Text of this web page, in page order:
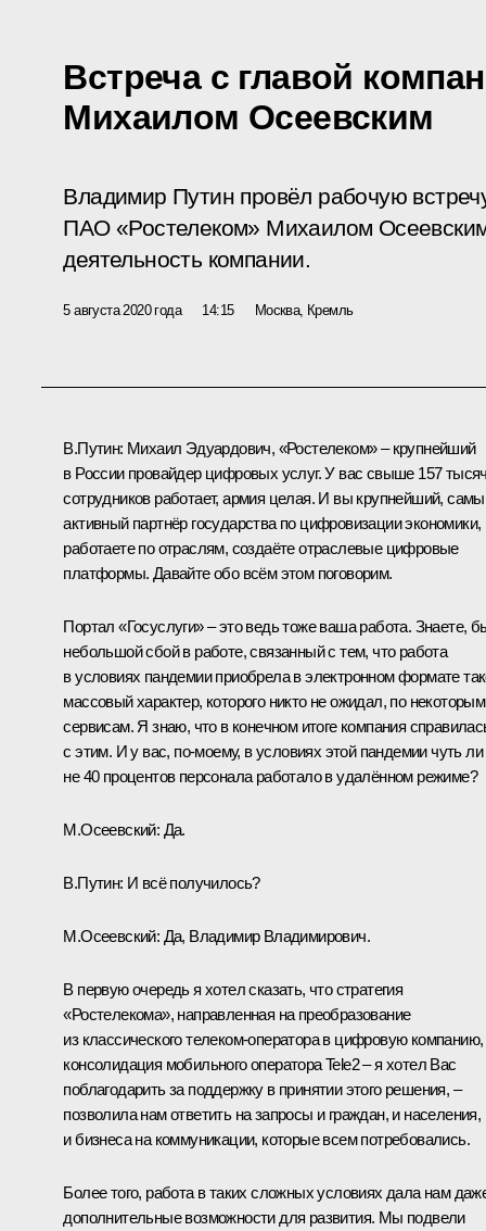
Встреча с главой
Михаилом Осеевским
Владимир Путин провёл рабочую
ПАО «Ростелеком» Михаилом
деятельность компании.
5 августа 2020 года 14:15 Москва, Кремль
В.Путин: Михаил Эдуардович, «Ростелеком» – крупнейший
в России провайдер цифровых услуг. У вас свыше 157
сотрудников работает, армия целая. И вы крупнейший,
активный партнёр государства по цифровизации экономики,
работаете по отраслям, создаёте отраслевые цифровые
платформы. Давайте обо всём этом поговорим.
Портал «Госуслуги» – это ведь тоже ваша работа. Знаете,
небольшой сбой в работе, связанный с тем, что работа
в условиях пандемии приобрела в электронном формате
массовый характер, которого никто не ожидал, по некоторым
сервисам. Я знаю, что в конечном итоге компания
с этим. И у вас, по‑моему, в условиях этой пандемии чуть ли
не 40 процентов персонала работало в удалённом режиме?
М.Осеевский: Да.
В.Путин: И всё получилось?
М.Осеевский: Да, Владимир Владимирович.
В первую очередь я хотел сказать, что стратегия
«Ростелекома», направленная на преобразование
из классического телеком‑оператора в цифровую компанию,
консолидация мобильного оператора Tele2 – я хотел Вас
поблагодарить за поддержку в принятии этого решения, –
позволила нам ответить на запросы и граждан, и населения,
и бизнеса на коммуникации, которые всем потребовались.
Более того, работа в таких сложных условиях дала нам
дополнительные возможности для развития. Мы подвели